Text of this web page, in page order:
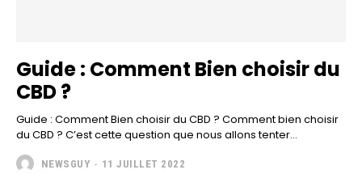
Guide : Comment Bien choisir du
CBD ?
Guide : Comment Bien choisir du CBD ? Comment bien choisir
du CBD ? C’est cette question que nous allons tenter...
NEWSGUY - 11 JUILLET 2022